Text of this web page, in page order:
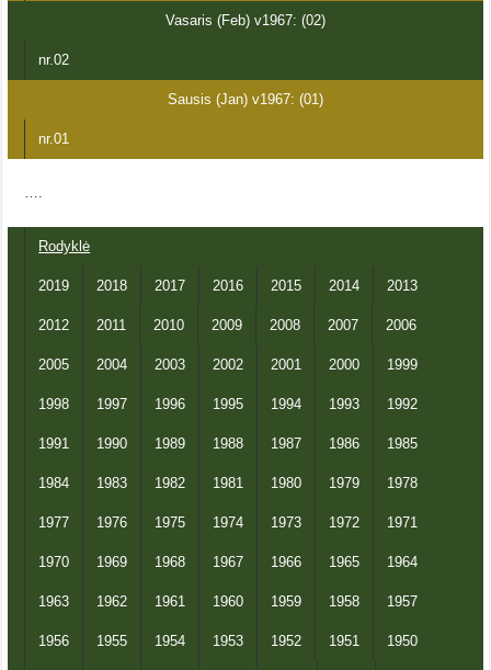
Vasaris (Feb) v1967: (02)
nr.02
Sausis (Jan) v1967: (01)
nr.01
Rodyklė
2019 2018 2017 2016 2015 2014 2013
2012 2011 2010 2009 2008 2007 2006
2005 2004 2003 2002 2001 2000 1999
1998 1997 1996 1995 1994 1993 1992
1991 1990 1989 1988 1987 1986 1985
1984 1983 1982 1981 1980 1979 1978
1977 1976 1975 1974 1973 1972 1971
1970 1969 1968 1967 1966 1965 1964
1963 1962 1961 1960 1959 1958 1957
1956 1955 1954 1953 1952 1951 1950